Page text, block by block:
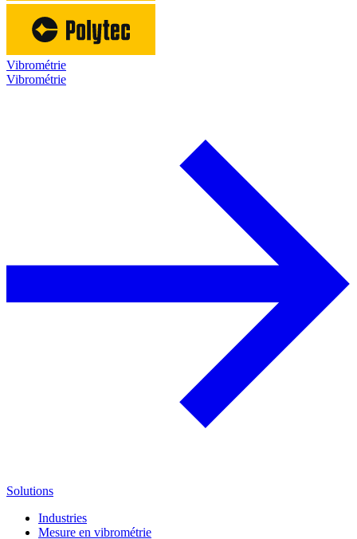
Vibrométrie
Vibrométrie
Solutions
Industries
Mesure en vibrométrie